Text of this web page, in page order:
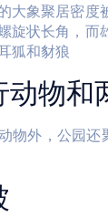
大象聚居密度
旋状长角，而
狐和豺狼
动物和
物外，公园